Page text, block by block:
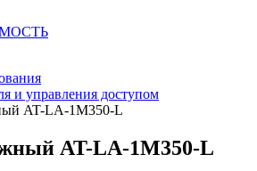
и управления доступом
AT-LA-1M350-L
AT-LA-1M350-L